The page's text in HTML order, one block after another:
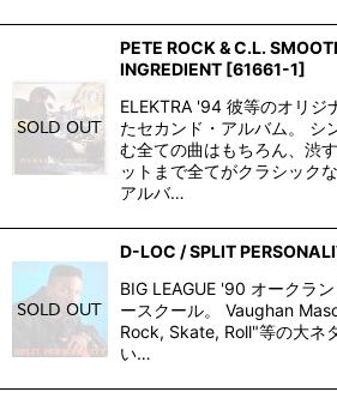
PETE ROCK & C.L.
INGREDIENT [61661-1]
ELEKTRA '94 彼等のオリジ
たセカンド・アルバム。 シ
む全ての曲はもちろん、渋
ットまで全てがクラシック
アルバ…
D-LOC / SPLIT
BIG LEAGUE '90 オークラ
ースクール。 Vaughan
Rock, Skate, Roll"等の大ネ
い…